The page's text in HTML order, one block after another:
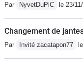
Par NyvetDuPiC le 23/
Changement de
Par Invité zacatapon77